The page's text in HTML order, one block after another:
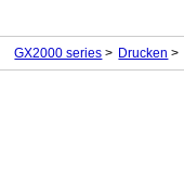
GX2000 series Drucken